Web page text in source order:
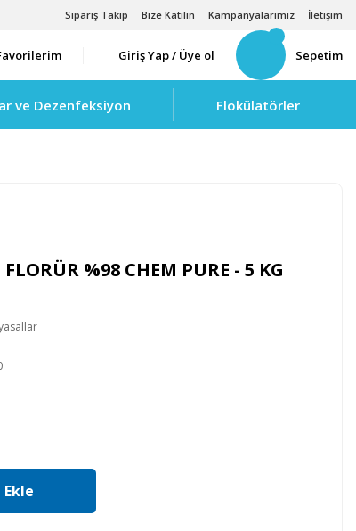
Sipariş Takip Bize Katılın Kampanyalarımız İletişim
Giriş Yap / Üye ol Sepetim
ve Dezenfeksiyon Flokülatörler
%98 CHEM PURE - 5 KG